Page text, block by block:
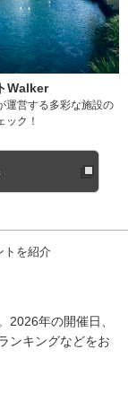
Walker
運営する多彩な施設の
ック！
トを紹介
2026年の開催日、
ンキングなどをお